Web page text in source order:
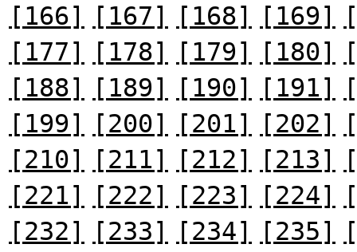
[166]
[167] [168] [169]
[177]
[178] [179] [180]
[188]
[189] [190] [191]
[199]
[200] [201] [202]
[210]
[211] [212] [213]
[221]
[222] [223] [224]
[232]
[233] [234] [235]